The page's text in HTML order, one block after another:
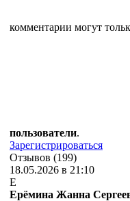
комментарии могут
пользователи.
Зарегистрироваться
Отзывов (199)
18.05.2026 в 21:10
Е
Ерёмина Жанна